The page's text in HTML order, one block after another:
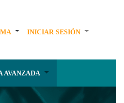
INICIAR SESIÓN
AVANZADA